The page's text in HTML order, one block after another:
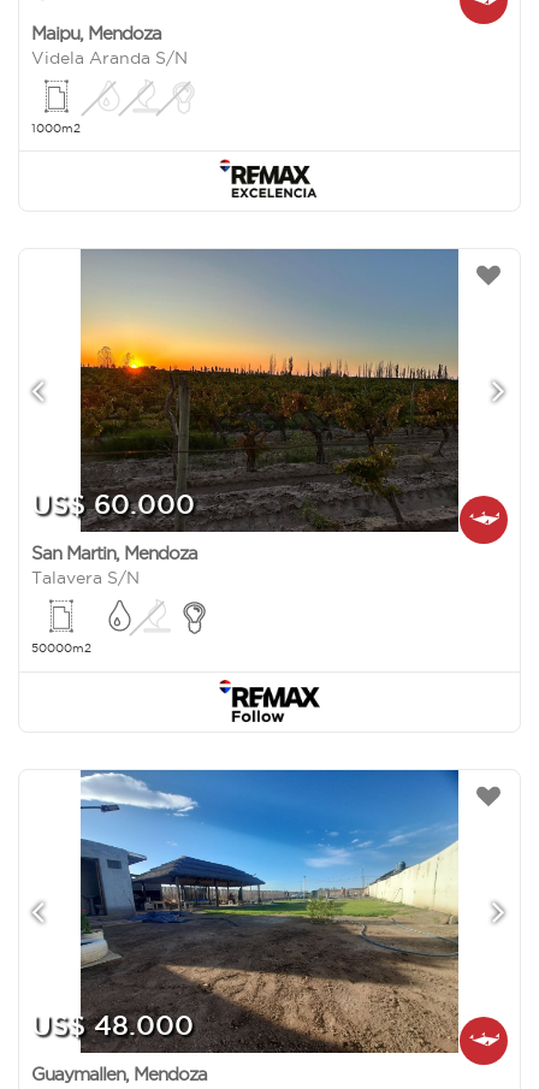
Maipu, Mendoza
Videla Aranda S/N
1000m2
US$ 60.000
San Martin, Mendoza
Talavera S/N
50000m2
US$ 48.000
Guaymallen, Mendoza